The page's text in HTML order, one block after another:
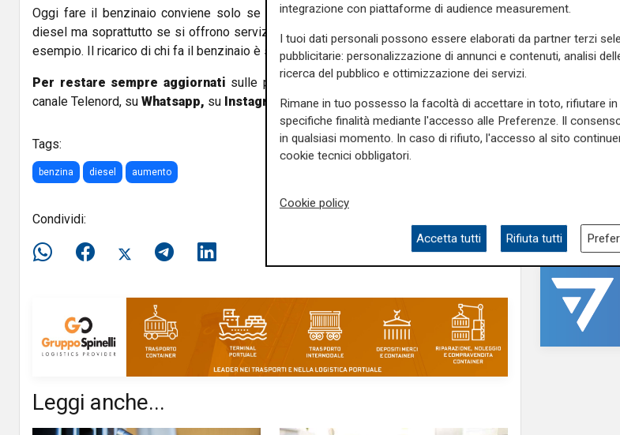
Oggi fare il benzinaio conviene solo se si vende una buona quantità di benzina e
diesel ma soprattutto se si offrono servizi collaterali come il lavaggio delle auto, per
esempio. Il ricarico di chi fa il benzinaio è storicamente modesto.
Per restare sempre aggiornati sulle principali notizie sulla Liguria seguiteci sul
canale Telenord, su Whatsapp, su Instagram,suYoutubee suFacebook.
Tags:
benzina diesel aumento
Condividi:
Leggi anche...
Sport
integrazione con piattaforme di audience measurement.
I tuoi dati personali possono essere elaborati da partner terzi
pubblicitarie: personalizzazione di annunci e contenuti, analisi
ricerca del pubblico e ottimizzazione dei servizi.
Rimane in tuo possesso la facoltà di accettare in toto, rifiutare
specifiche finalità mediante l'accesso alle Preferenze. Il
in qualsiasi momento. In caso di rifiuto, l'accesso al sito
cookie tecnici obbligatori.
Cookie policy
Accetta tutti Rifiuta tutti